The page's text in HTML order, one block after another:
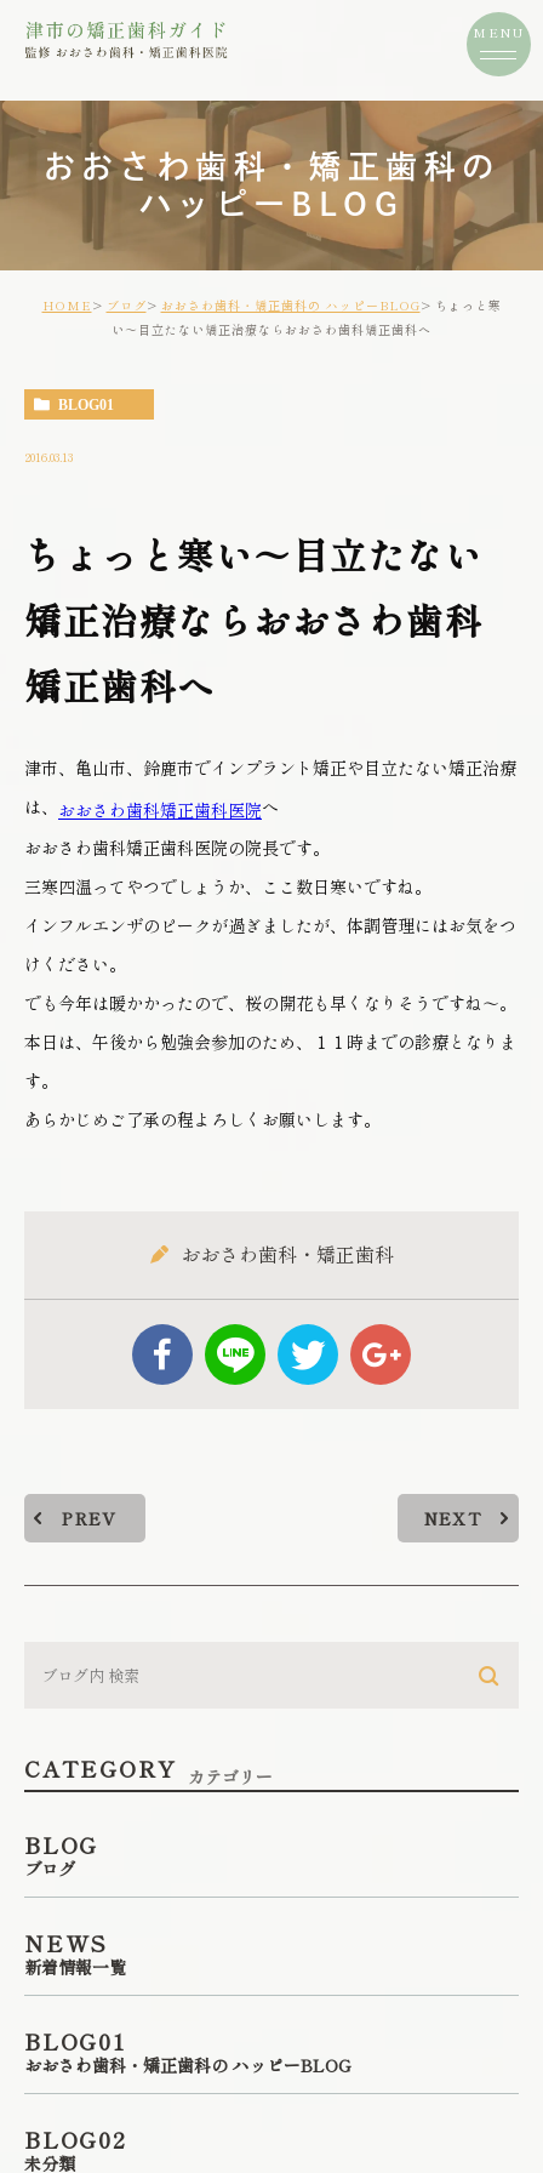
おおさわ歯科・矯正歯科の
ハッピーBLOG
HOME ブログ おおさわ歯科・矯正歯科の ハッピーBLOG
ちょっと寒
い～目立たない矯正治療ならおおさわ歯科矯正歯科へ
BLOG01
2016.03.13
ちょっと寒い～目立たない
矯正治療ならおおさわ歯科
矯正歯科へ
津市、亀山市、鈴鹿市でインプラント矯正や目立たない矯正治療
は、 おおさわ歯科矯正歯科医院へ
おおさわ歯科矯正歯科医院の院長です。
三寒四温ってやつでしょうか、ここ数日寒いですね。
インフルエンザのピークが過ぎましたが、体調管理にはお気をつ
けください。
でも今年は暖かかったので、桜の開花も早くなりそうですね～。
本日は、午後から勉強会参加のため、１１時までの診療となりま
す。
あらかじめご了承の程よろしくお願いします。
おおさわ歯科・矯正歯科
PREV NEXT
CATEGORY カテゴリー
BLOG
ブログ
NEWS
新着情報一覧
BLOG01
おおさわ歯科・矯正歯科の ハッピーBLOG
BLOG02
未分類